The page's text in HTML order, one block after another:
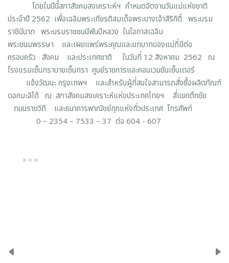
โดยในปีนี้สภาสังคมสงเคราะห์ฯ กำหนดจัดงานวันแม่แห่งชาติ
ประจำปี 2562 เพื่อเฉลิมพระเกียรติสมเด็จพระนางเจ้าสิริกิติ์ พระบรม
ราชินีนาถ พระบรมราชชนนีพันปีหลวง ในโอกาสเฉลิม
พระชนมพรรษา และเผยแพร่พระคุณและบทบาทของแม่ที่มีต่อ
ครอบครัว สังคม และประเทศชาติ ในวันที่ 12 สิงหาคม 2562 ณ
โรงแรมเซ็นทราบายเซ็นทรา ศูนย์ราชการและคอนเวนชันเซ็นเตอร์
แจ้งวัฒนะ กรุงเทพฯ และสำหรับผู้ที่สนใจสามารถสั่งซื้อผลิตภัณฑ์
ดอกมะลิได้ ณ สภาสังคมสงเคราะห์แห่งประเทศไทยฯ สี่แยกตึกชัย
ถนนราชวิถี และธนาคารพาณิชย์ทุกแห่งทั่วประเทศ โทรศัพท์
0 – 2354 – 7533 – 37 ต่อ 604 - 607